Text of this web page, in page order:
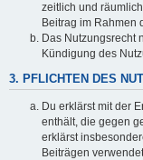
zeitlich und
Beitrag im Rahmen
Das Nutzungsrecht
Kündigung des
3. PFLICHTEN DES
Du erklärst mit der
enthält, die gegen
erklärst
Beiträgen